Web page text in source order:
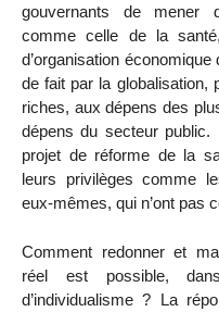
gouvernants de mener
comme celle de la
d’organisation
de fait par la globalisation,
riches, aux dépens des
dépens du secteur
projet de réforme de la
leurs privilèges comme
eux-mêmes, qui n’ont pas
Comment redonner et
réel est possible,
d’individualisme ? La